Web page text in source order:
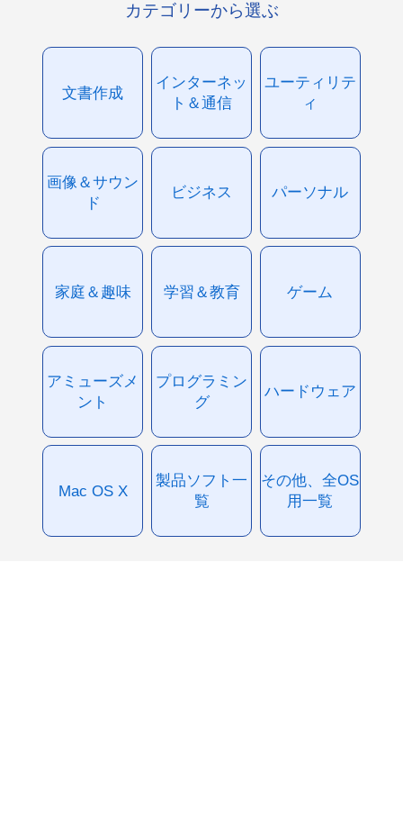
カテゴリーから選ぶ
文書作成
インターネッ
ト＆通信
ユーティリテ
ィ
画像＆サウン
ド
ビジネス パーソナル
家庭＆趣味 学習＆教育 ゲーム
アミューズメ
ント
プログラミン
グ
ハードウェア
Mac OS X
製品ソフト一
覧
その他、全OS
用一覧